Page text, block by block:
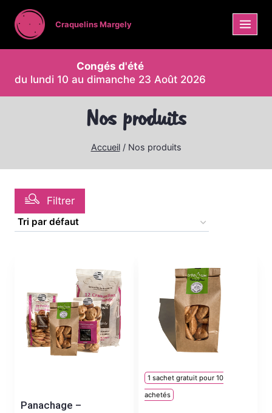
Craquelins Margely
Congés d'été
du lundi 10 au dimanche 23 Août 2026
Nos produits
Accueil / Nos produits
Filtrer
Panachage –
1 sachet gratuit pour 10
achetés